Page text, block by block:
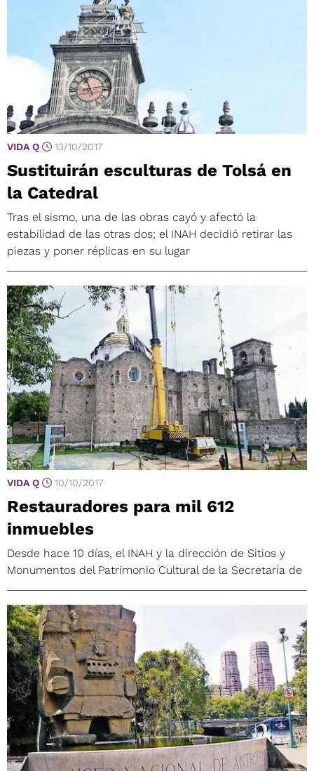
VIDA Q 13/10/2017
Sustituirán esculturas de Tolsá en
la Catedral
Tras el sismo, una de las obras cayó y afectó la
estabilidad de las otras dos; el INAH decidió retirar las
piezas y poner réplicas en su lugar
VIDA Q 10/10/2017
Restauradores para mil 612
inmuebles
Desde hace 10 días, el INAH y la dirección de Sitios y
Monumentos del Patrimonio Cultural de la Secretaría de